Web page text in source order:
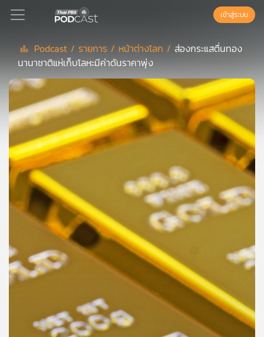
Podcast
เพล
ย์
ลิ
สต์
แนะนำ
เพล
สต์
ของ
คุณ
เข้าสู่ระบบ
Podcast / รายการ / หน้าต่างโลก / ส่องกระแสตื่นทอง
นานาชาติแห่เก็บโลหะมีค่าดันราคาพุ่ง